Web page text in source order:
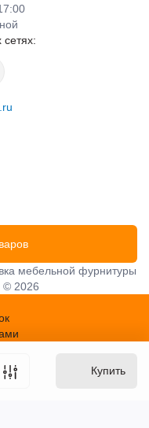
Купить
мебельной фурнитуры
© 2026